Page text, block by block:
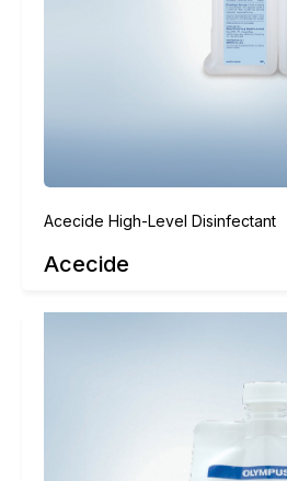
Acecide High-Level Disinfectant
Acecide